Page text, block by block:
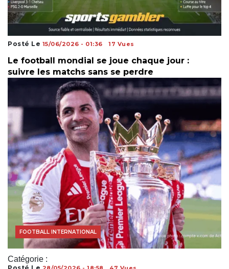
Posté Le 15/06/2026 - 01:36 17 Vues
Le football mondial se joue chaque jour :
suivre les matchs sans se perdre
Catégorie :
ACTUALITÉS FOOTBALL
FOOTBALL INTERNATIONAL